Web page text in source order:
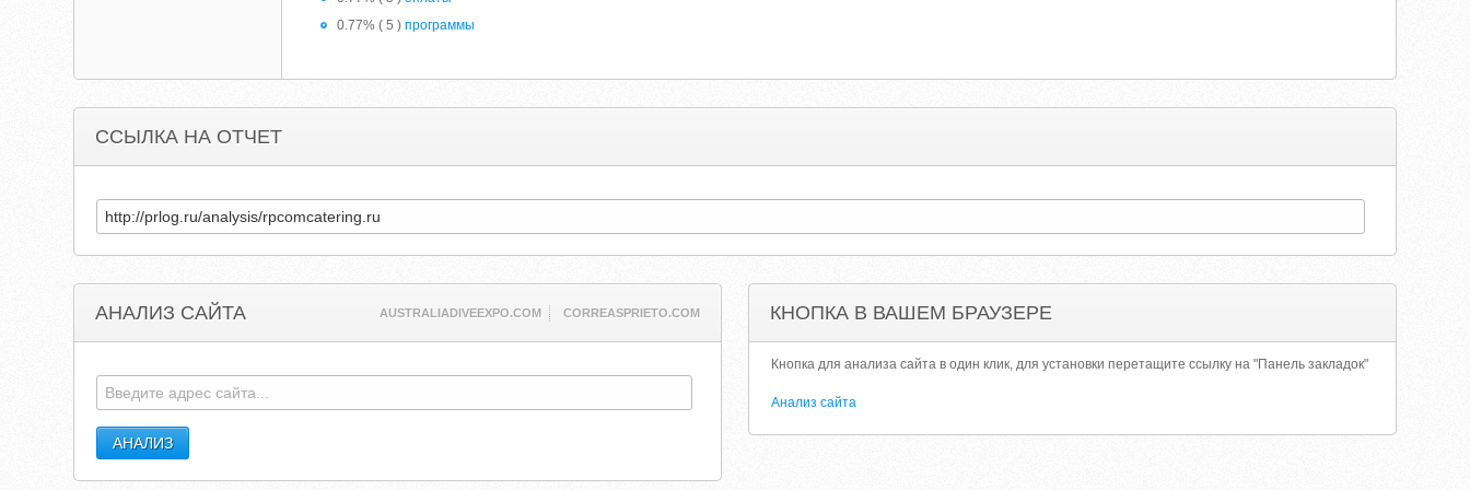
0.77% ( 5 )программы
ССЫЛКА НА ОТЧЕТ
АНАЛИЗ САЙТА AUSTRALIADIVEEXPO.COM CORREASPRIETO.COM КНОПКА В ВАШЕМ БРАУЗЕРЕ
Кнопка для анализа сайта в один клик, для установки перетащите ссылку на "Панель закладок"
Анализ сайта